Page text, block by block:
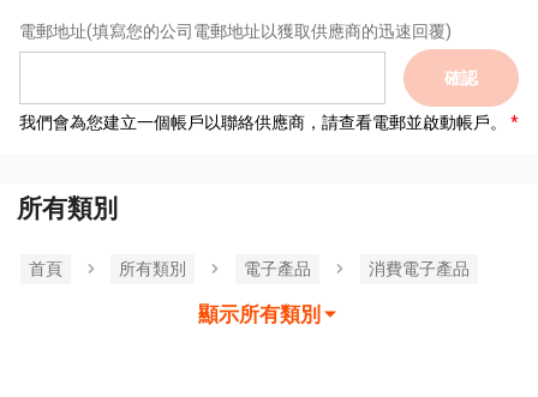
電郵地址(填寫您的公司電郵地址以獲取供應商的迅速回覆)
確認
我們會為您建立一個帳戶以聯絡供應商，請查看電郵並啟動帳戶。
所有類別
首頁 所有類別 電子產品 消費電子產品
顯示所有類別